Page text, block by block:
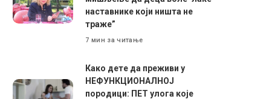
наставнике који ништа не
траже”
7 мин за читање
Како дете да преживи у
НЕФУНКЦИОНАЛНОЈ
породици: ПЕТ улога које